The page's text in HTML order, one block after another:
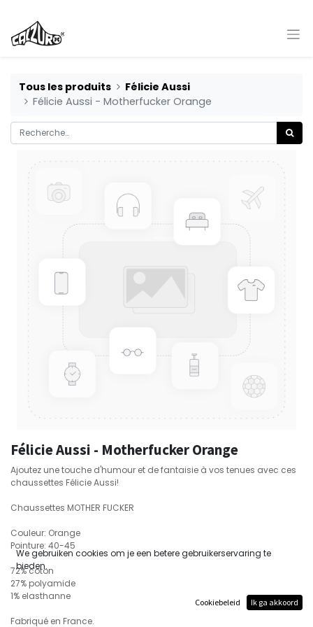
Tous les produits
Félicie Aussi
Félicie Aussi - Motherfucker Orange
Félicie Aussi - Motherfucker Orange
Ajoutez une touche d'humour et de fantaisie à vos tenues avec ces
chaussettes Félicie Aussi!
Chaussettes MOTHER FUCKER
Couleur: Orange
Pointure: 40-45
72% coton
27% polyamide
1% elasthanne
Fabriqué en France.
We gebruiken cookies om je een betere gebruikerservaring te
bieden.
Cookiebeleid Ik ga akkoord